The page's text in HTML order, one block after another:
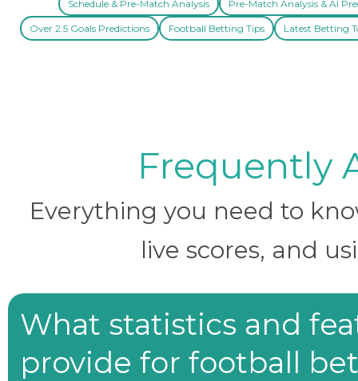
Schedule & Pre-Match Analysis Pre-Match Analysis & AI
Over 2.5 Goals Predictions Football Betting Tips Latest Betting
Frequently
Everything you need to
live scores, and
What statistics and
provide for football